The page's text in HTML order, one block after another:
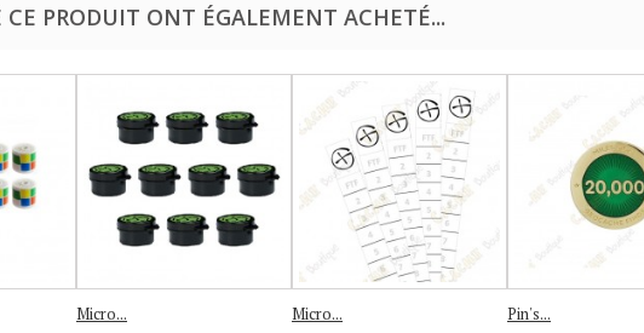
PRODUIT ONT ÉGALEMENT ACHETÉ...
Micro...
Micro...
Pin's...